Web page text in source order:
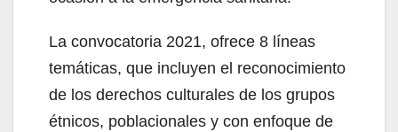
La convocatoria 2021, ofrece 8 líneas
temáticas, que incluyen el reconocimiento
de los derechos culturales de los grupos
étnicos, poblacionales y con enfoque de